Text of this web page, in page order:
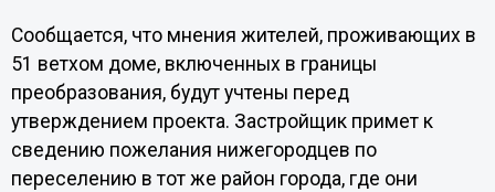
Сообщается, что мнения жителей, проживающих в
51 ветхом доме, включенных в границы
преобразования, будут учтены перед
утверждением проекта. Застройщик примет к
сведению пожелания нижегородцев по
переселению в тот же район города, где они